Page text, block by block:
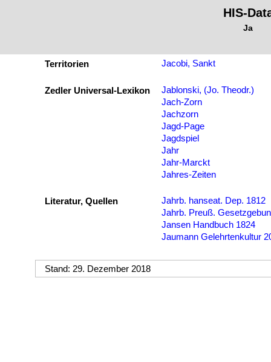
HIS-
Ja
Territorien Jacobi, Sankt
Zedler Universal-Lexikon
Jablonski, (Jo. Theodr.)
Jach-Zorn
Jachzorn
Jagd-Page
Jagdspiel
Jahr
Jahr-Marckt
Jahres-Zeiten
Literatur, Quellen
Jahrb. hanseat. Dep. 1812
Jahrb. Preuß.
Jansen Handbuch 1824
Jaumann Gelehrtenkultur
Stand: 29. Dezember 2018